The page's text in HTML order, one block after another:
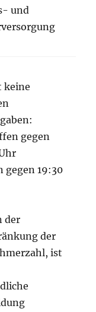
und
keine
gegen
gegen 19:30
der
der
ist